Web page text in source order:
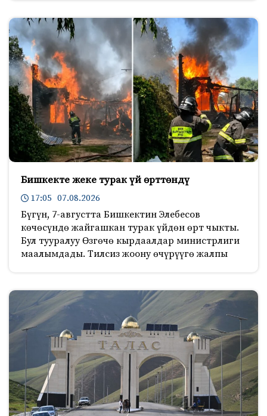
Бишкекте жеке турак үй өрттөндү
17:05 07.08.2026
Бүгүн, 7-августта Бишкектин Элебесов
көчөсүндө жайгашкан турак үйдөн өрт чыкты.
Бул тууралуу Өзгөчө кырдаалдар министрлиги
маалымдады. Тилсиз жоону өчүрүүгө жалпы